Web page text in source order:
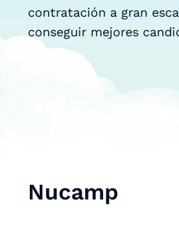
contratación a gran
conseguir mejores
Nucamp